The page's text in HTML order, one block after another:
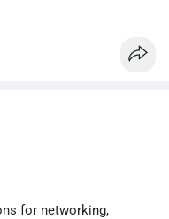
for networking,